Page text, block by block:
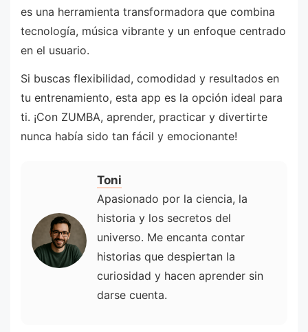
es una herramienta transformadora que combina
tecnología, música vibrante y un enfoque centrado
en el usuario.
Si buscas flexibilidad, comodidad y resultados en
tu entrenamiento, esta app es la opción ideal para
ti. ¡Con ZUMBA, aprender, practicar y divertirte
nunca había sido tan fácil y emocionante!
Toni
Apasionado por la ciencia, la
historia y los secretos del
universo. Me encanta contar
historias que despiertan la
curiosidad y hacen aprender sin
darse cuenta.